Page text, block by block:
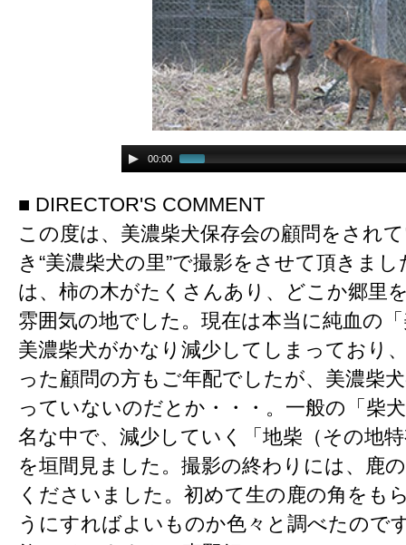
00:00
■ DIRECTOR'S COMMENT
この度は、美濃柴犬保存会の顧問をされ
き“美濃柴犬の里”で撮影をさせて頂きま
は、柿の木がたくさんあり、どこか郷里
雰囲気の地でした。現在は本当に純血の
美濃柴犬がかなり減少してしまっており
った顧問の方もご年配でしたが、美濃柴
っていないのだとか・・・。一般の「柴
名な中で、減少していく「地柴（その地
を垣間見ました。撮影の終わりには、鹿
くださいました。初めて生の鹿の角をも
うにすればよいものか色々と調べたので